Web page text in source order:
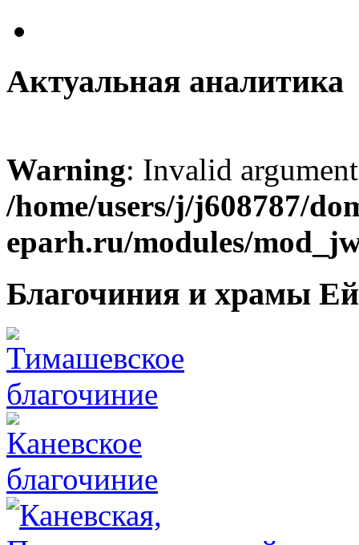
Актуальная аналитика
Warning: Invalid
/home/users/j/j608787/
eparh.ru/modules/
Благочиния и храмы